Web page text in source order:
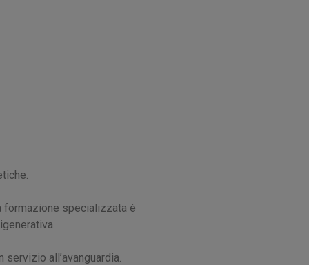
formazione specializzata è
all’avanguardia.